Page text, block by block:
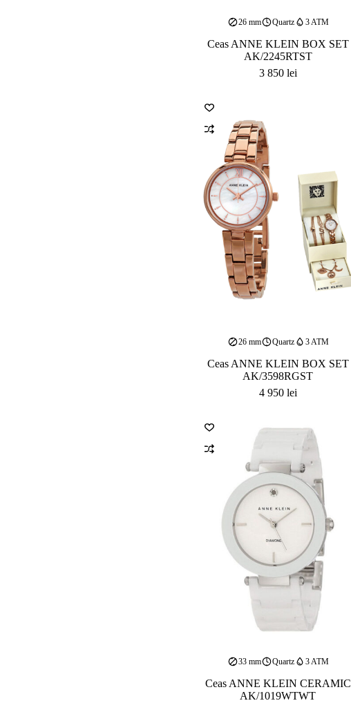
26 mm Quartz 3 ATM
Ceas ANNE KLEIN BOX SET
AK/2245RTST
3 850 lei
26 mm Quartz 3 ATM
Ceas ANNE KLEIN BOX SET
AK/3598RGST
4 950 lei
33 mm Quartz 3 ATM
Ceas ANNE KLEIN CERAMIC
AK/1019WTWT